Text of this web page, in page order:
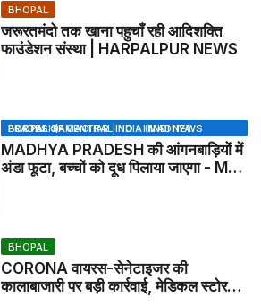
BHOPAL
जरूरतमंदो तक खाना पहुचाँ रही आदिशक्ति
फाउंडेशन संस्था | HARPALPUR NEWS
BHOPAL SAMACHAR | NO 1 HINDI NEWS PORTAL OF CENTRAL INDIA (MADHYA PRADESH)
MADHYA PRADESH की आंगनबाड़ियों में
अंडा फूटा, बच्चों को दूध पिलाया जाएगा - MP
BHOPAL
CORONA वायरस-सेनेटाइजर की
कालाबाजारी पर बड़ी कार्रवाई, मेडिकल स्टोर